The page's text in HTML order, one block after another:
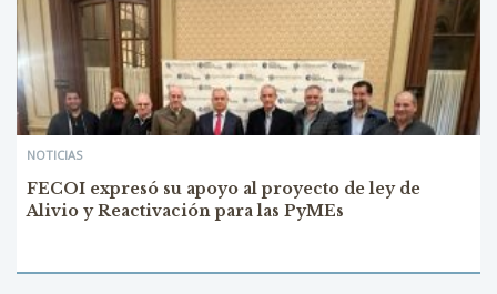
NOTICIAS
FECOI expresó su apoyo al proyecto de ley de
Alivio y Reactivación para las PyMEs